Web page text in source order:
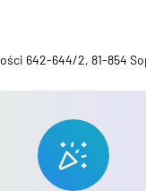
642-644/2, 81-854